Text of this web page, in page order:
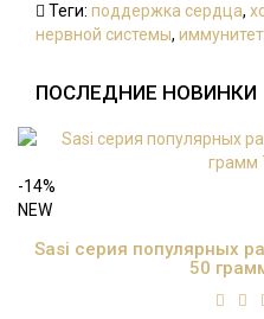
Теги: поддержка сердца,
нервной системы, иммунитет
ПОСЛЕДНИЕ НОВИНКИ
-14%
NEW
Sasi серия популярных
50